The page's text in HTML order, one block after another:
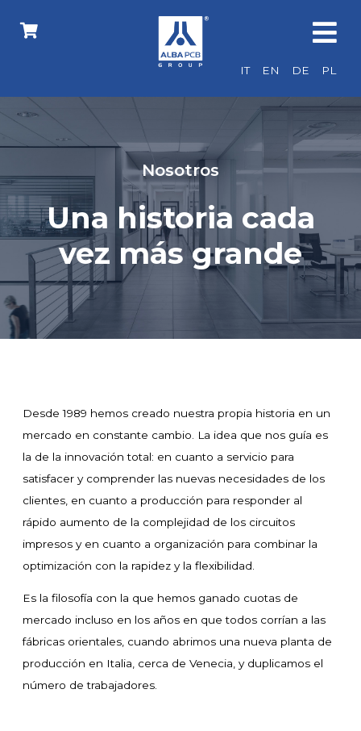
IT EN DE PL
Nosotros
Una historia cada
vez más grande
Desde 1989 hemos creado nuestra propia historia en un
mercado en constante cambio. La idea que nos guía es
la de la innovación total: en cuanto a servicio para
satisfacer y comprender las nuevas necesidades de los
clientes, en cuanto a producción para responder al
rápido aumento de la complejidad de los circuitos
impresos y en cuanto a organización para combinar la
optimización con la rapidez y la flexibilidad.
Es la filosofía con la que hemos ganado cuotas de
mercado incluso en los años en que todos corrían a las
fábricas orientales, cuando abrimos una nueva planta de
producción en Italia, cerca de Venecia, y duplicamos el
número de trabajadores.